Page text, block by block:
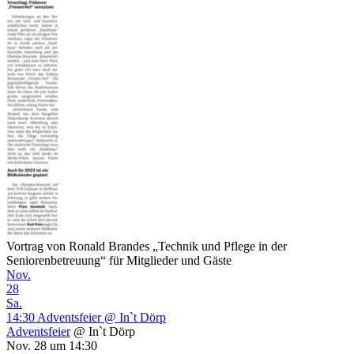
Vortrag von Ronald Brandes „Technik und Pflege in der
Seniorenbetreuung“ für Mitglieder und Gäste
Nov.
28
Sa.
14:30 Adventsfeier @ In`t Dörp
Adventsfeier @ In`t Dörp
Nov. 28 um 14:30